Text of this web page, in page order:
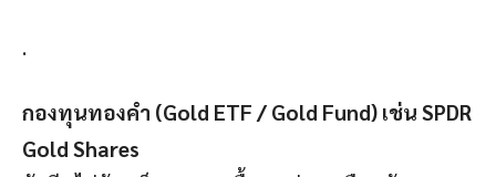
.
กองทุนทองคำ (Gold ETF / Gold Fund) เช่น SPDR
Gold Shares